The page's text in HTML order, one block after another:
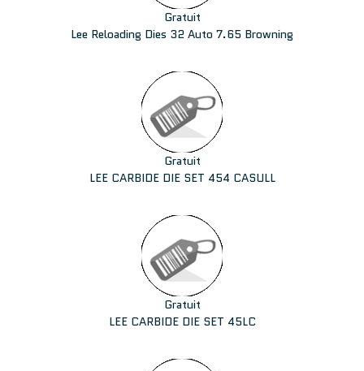
Gratuit
Lee Reloading Dies 32 Auto 7.65 Browning
Gratuit
LEE CARBIDE DIE SET 454 CASULL
Gratuit
LEE CARBIDE DIE SET 45LC